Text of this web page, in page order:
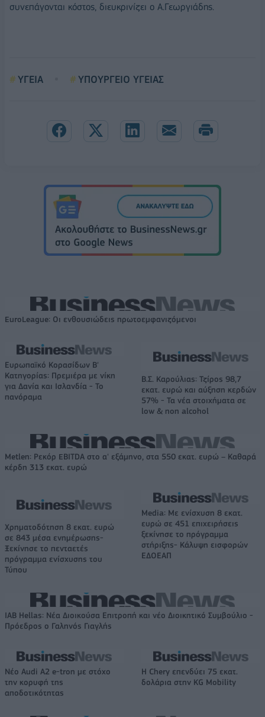
συνεπάγονται κόστος, διευκρινίζει ο Α.Γεωργιάδης.
ΥΓΕΙΑ ΥΠΟΥΡΓΕΙΟ ΥΓΕΙΑΣ
EuroLeague: Οι ενθουσιώδεις πρωτοεμφανιζόμενοι
Ευρωπαϊκό Κορασίδων Β'
Κατηγορίας: Πρεμιέρα με νίκη
για Δανία και Ισλανδία - Το
πανόραμα
Β.Σ. Καρούλιας: Τζίρος 98,7
εκατ. ευρώ και αύξηση κερδών
57% - Τα νέα στοιχήματα σε
low & non alcohol
Metlen: Ρεκόρ EBITDA στο α' εξάμηνο, στα 550 εκατ. ευρώ – Καθαρά
κέρδη 313 εκατ. ευρώ
Χρηματοδότηση 8 εκατ. ευρώ
σε 843 μέσα ενημέρωσης-
Ξεκίνησε το πενταετές
πρόγραμμα ενίσχυσης του
Τύπου
Media: Με ενίσχυση 8 εκατ.
ευρώ σε 451 επιχειρήσεις
ξεκίνησε το πρόγραμμα
στήριξης- Κάλυψη εισφορών
ΕΔΟΕΑΠ
IAB Hellas: Νέα Διοικούσα Επιτροπή και νέο Διοικητικό Συμβούλιο -
Πρόεδρος ο Γαληνός Γιαγλής
Νέο Audi A2 e-tron με στόχο
την κορυφή της
αποδοτικότητας
Η Chery επενδύει 75 εκατ.
δολάρια στην KG Mobility